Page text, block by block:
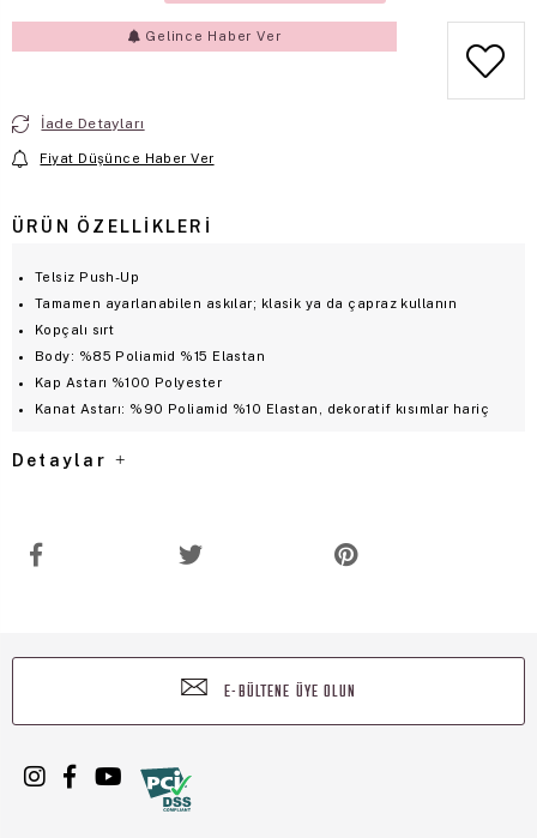
Gelince Haber Ver
İade Detayları
Fiyat Düşünce Haber Ver
ÜRÜN ÖZELLIKLERI
Telsiz Push-Up
Tamamen ayarlanabilen askılar; klasik ya da çapraz kullanın
Kopçalı sırt
Body: %85 Poliamid %15 Elastan
Kap Astarı %100 Polyester
Kanat Astarı: %90 Poliamid %10 Elastan, dekoratif kısımlar hariç
Detaylar
E-BÜLTENE ÜYE OLUN